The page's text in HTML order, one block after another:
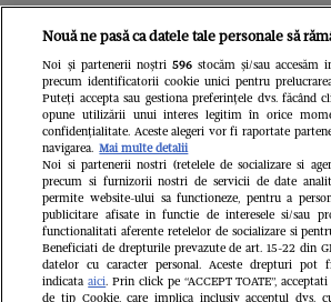
Unul dintre cele mai
aeroporturi din Europa
complet porțile timp de
Milioane de pasageri,
Nouă ne pasă ca datele tale personale să
Noi și partenerii noștri 596stocăm și/sau accesăm
precum identificatorii cookie unici pentru
Puteți accepta sau gestiona preferințele dvs. făcând
opune utilizării unui interes legitim în orice
confidențialitate. Aceste alegeri vor fi raportate
navigarea. Mai multe detalii
Noi si partenerii nostri (retelele de socializare si
precum si furnizorii nostri de servicii de date
permite website-ului sa functioneze, pentru a
publicitare afisate in functie de interesele si/sau
functionalitati aferente retelelor de socializare si
Beneficiati de drepturile prevazute de art. 15-22 din
datelor cu caracter personal. Aceste drepturi pot
indicataaici. Prin click pe “ACCEPT TOATE”,
de tip Cookie, care implica inclusiv acceptul dvs.